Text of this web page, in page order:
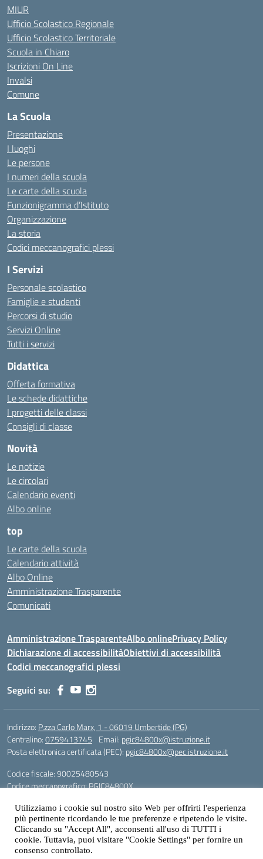
MIUR
Ufficio Scolastico Regionale
Ufficio Scolastico Territoriale
Scuola in Chiaro
Iscrizioni On Line
Invalsi
Comune
La Scuola
Presentazione
I luoghi
Le persone
I numeri della scuola
Le carte della scuola
Funzionigramma d’Istituto
Organizzazione
La storia
Codici meccanografici plessi
I Servizi
Personale scolastico
Famiglie e studenti
Percorsi di studio
Servizi Online
Tutti i servizi
Didattica
Offerta formativa
Le schede didattiche
I progetti delle classi
Consigli di classe
Novità
Le notizie
Le circolari
Calendario eventi
Albo online
top
Le carte della scuola
Calendario attività
Albo Online
Amministrazione Trasparente
Comunicati
Amministrazione TrasparenteAlbo onlinePrivacy Policy
Dichiarazione di accessibilitàObiettivi di accessibilità
Codici meccanografici plessi
Seguici su:
Indirizzo: P.zza Carlo Marx, 1 - 06019 Umbertide (PG)
Centralino:0759413745 Email: pgic84800x@istruzione.it
Posta elettronica certificata (PEC): pgic84800x@pec.istruzione.it
Codice fiscale: 90025480543
Codice meccanografico:PGIC84800X
Gestione sito web: prof. Paolo Chitarrai
Utilizziamo i cookie sul nostro sito Web per offrirti l'esperienza
più pertinente ricordando le tue preferenze e ripetendo le visite.
Cliccando su "Accept All", acconsenti all'uso di TUTTI i
cookie. Tuttavia, puoi visitare "Cookie Settings" per fornire un
consenso controllato.